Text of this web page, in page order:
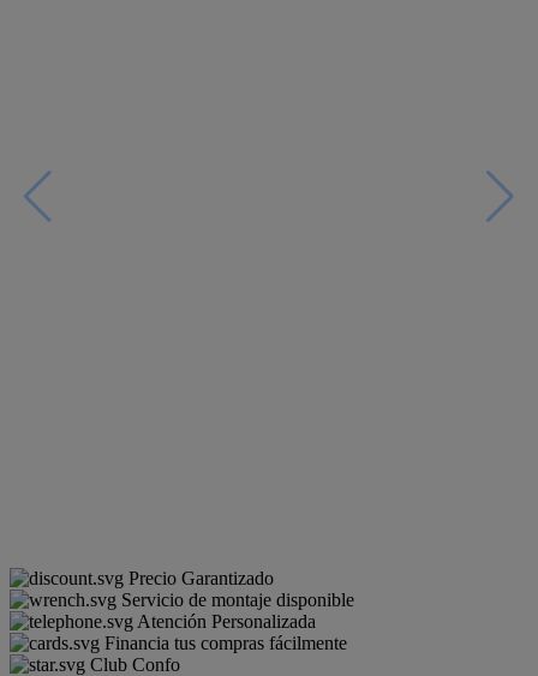
Precio Garantizado
Servicio de montaje disponible
Atención Personalizada
Financia tus compras fácilmente
Club Confo